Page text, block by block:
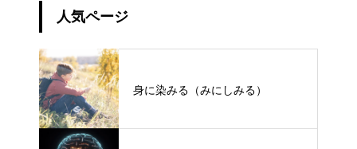
人気ページ
身に染みる（みにしみる）